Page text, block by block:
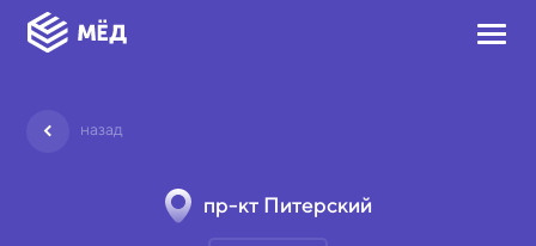
назад
пр-кт Питерский